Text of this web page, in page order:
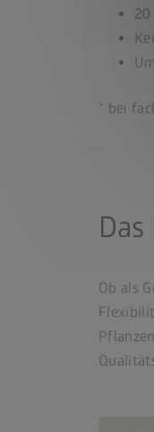
20
* bei
Ob als